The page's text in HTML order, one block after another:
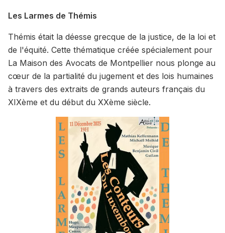
Les Larmes de Thémis
Thémis était la déesse grecque de la justice, de la loi et
de l'équité. Cette thématique créée spécialement pour
La Maison des Avocats de Montpellier nous plonge au
cœur de la partialité du jugement et des lois humaines
à travers des extraits de grands auteurs français du
XIXème et du début du XXème siècle.